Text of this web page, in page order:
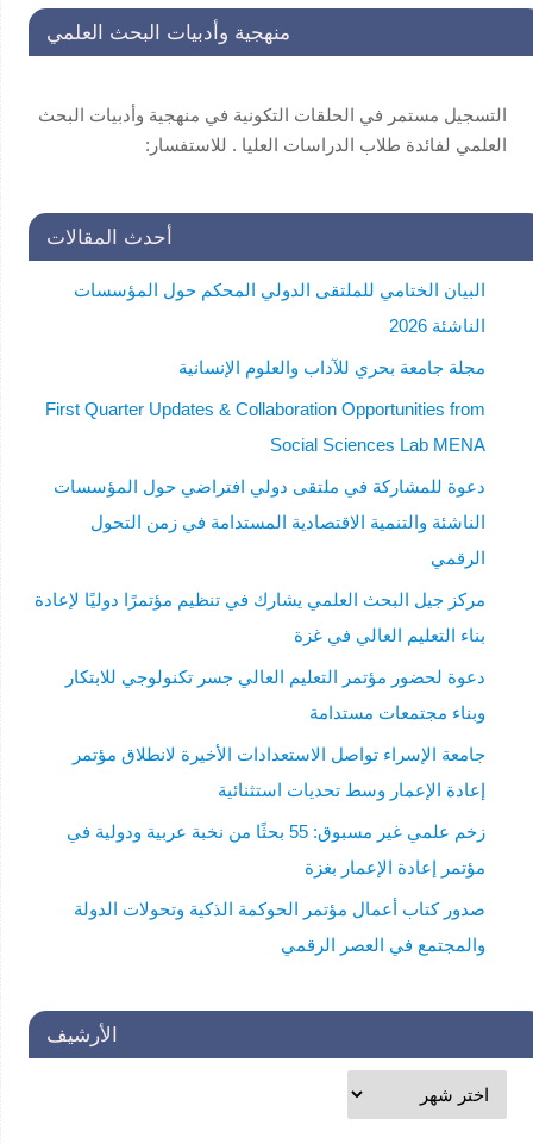
منهجية وأدبيات البحث العلمي
العلمي لفائدة طلاب الدراسات العليا . للاستفسار:
secretariat@unscin.org
أحدث المقالات
البيان الختامي للملتقى الدولي المحكم حول المؤسسات
الناشئة 2026
مجلة جامعة بحري للآداب والعلوم الإنسانية
First Quarter Updates & Collaboration Opportunities from
Social Sciences Lab MENA
دعوة للمشاركة في ملتقى دولي افتراضي حول المؤسسات
الناشئة والتنمية الاقتصادية المستدامة في زمن التحول
الرقمي
مركز جيل البحث العلمي يشارك في تنظيم مؤتمرًا دوليًا لإعادة
بناء التعليم العالي في غزة
دعوة لحضور مؤتمر التعليم العالي جسر تكنولوجي للابتكار
وبناء مجتمعات مستدامة
جامعة الإسراء تواصل الاستعدادات الأخيرة لانطلاق مؤتمر
إعادة الإعمار وسط تحديات استثنائية
زخم علمي غير مسبوق: 55 بحثًا من نخبة عربية ودولية في
مؤتمر إعادة الإعمار بغزة
صدور كتاب أعمال مؤتمر الحوكمة الذكية وتحولات الدولة
والمجتمع في العصر الرقمي
الأرشيف